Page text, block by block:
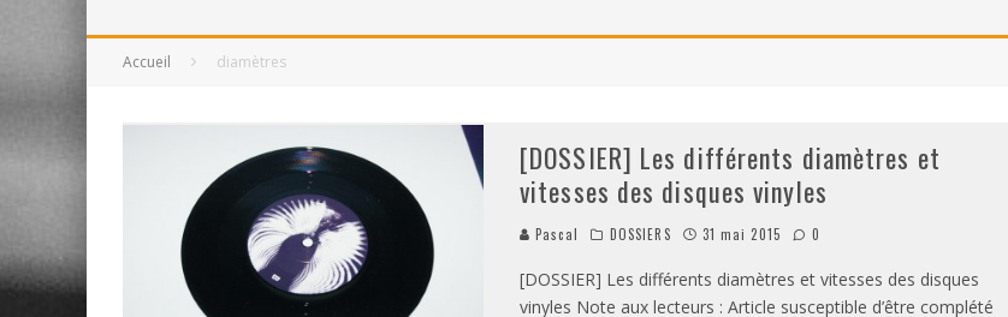
Accueil diamètres
[DOSSIER] Les différents diamètres et
vitesses des disques vinyles
Pascal DOSSIERS 31 mai 2015 0
[DOSSIER] Les différents diamètres et vitesses des disques
vinyles Note aux lecteurs : Article susceptible d’être complété